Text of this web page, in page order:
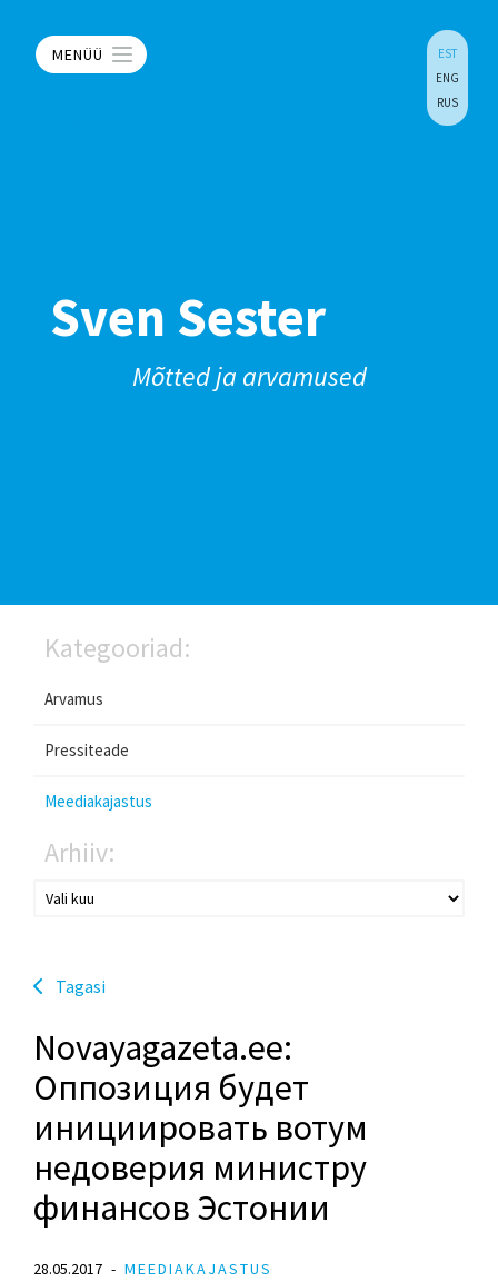
MENÜÜ
EST
ENG
RUS
Sven Sester
Mõtted ja arvamused
Kategooriad:
Arvamus
Pressiteade
Meediakajastus
Arhiiv:
Tagasi
Novayagazeta.ee:
Оппозиция будет
инициировать вотум
недоверия министру
финансов Эстонии
28.05.2017 MEEDIAKAJASTUS